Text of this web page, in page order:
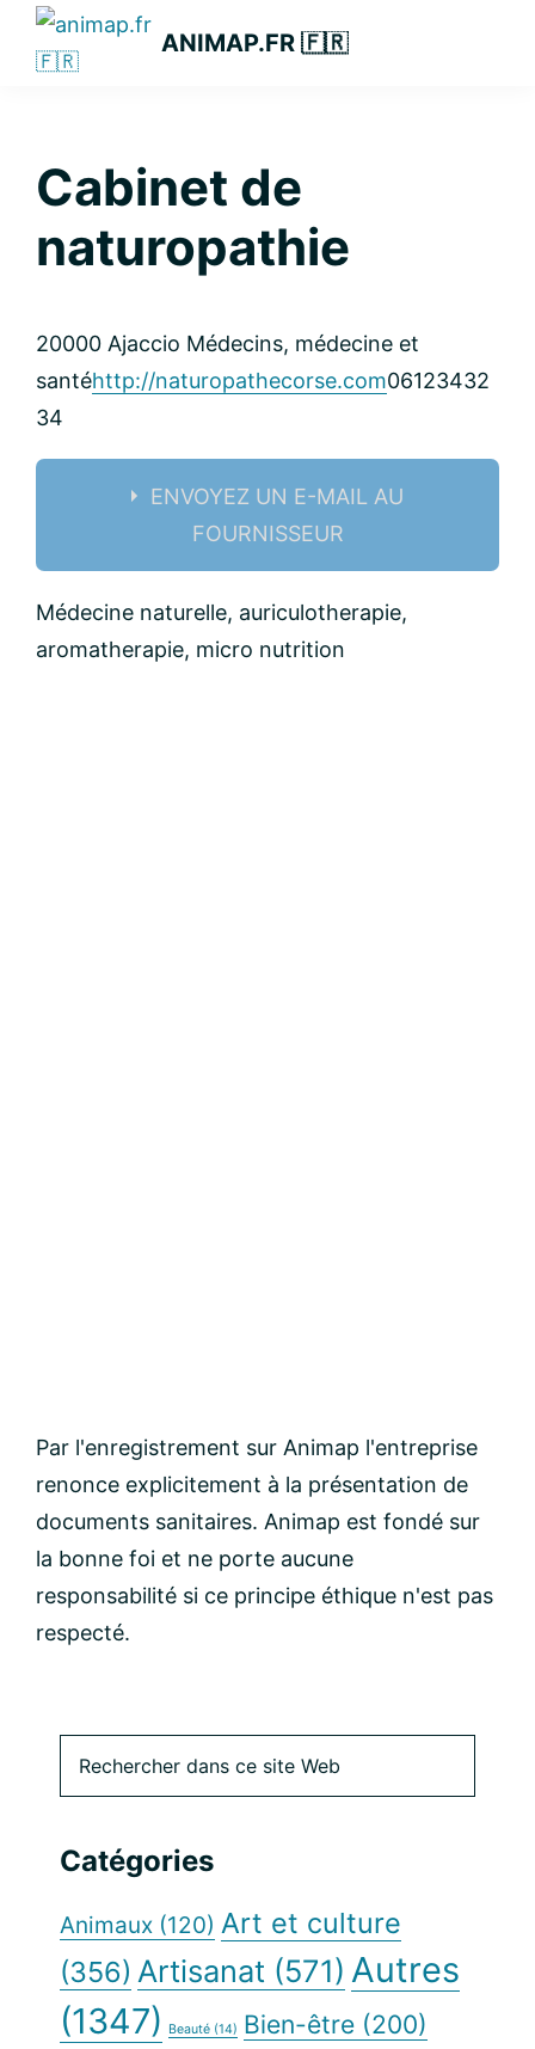
Passer
principale
Passer
Passer
latérale
principale
ANIMAP.FR 🇫🇷
Cabinet de
naturopathie
20000 Ajaccio Médecins, médecine et
santéhttp://naturopathecorse.com06123432
34
ENVOYEZ UN E-MAIL AU
FOURNISSEUR
Nom:
Médecine naturelle, auriculotherapie,
aromatherapie, micro nutrition
Par l'enregistrement sur Animap l'entreprise
renonce explicitement à la présentation de
documents sanitaires. Animap est fondé sur
la bonne foi et ne porte aucune
responsabilité si ce principe éthique n'est pas
respecté.
Barre
latérale
principale
dans
Web
Catégories
Animaux (120) Art et culture
(356) Artisanat (571) Autres
(1347)
Beauté (14) Bien-être (200)